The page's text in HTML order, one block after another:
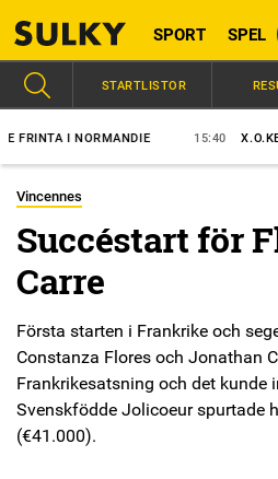
SPORT SPEL
I NORMANDIE X.O.KEMP
STARTLISTOR
Vincennes
Succéstart för
Carre
Första starten i Frankrike och
Constanza Flores och Jonathan
Frankrikesatsning och det kunde
Svenskfödde Jolicoeur spurtade
(€41.000).